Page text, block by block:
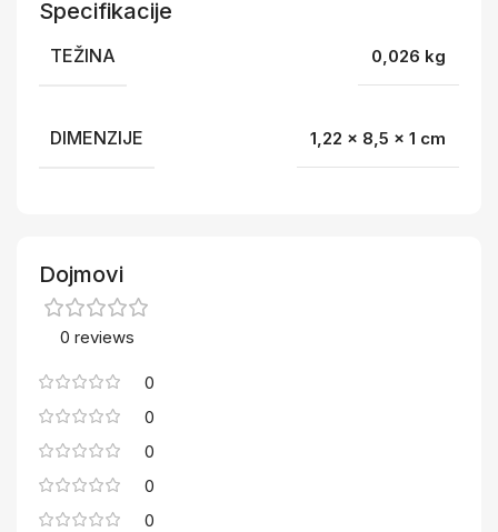
Specifikacije
TEŽINA 0,026 kg
DIMENZIJE 1,22 × 8,5 × 1 cm
Dojmovi
0 reviews
0
0
0
0
0